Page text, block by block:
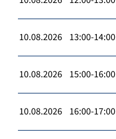
10.08.2026 13:00-14:00
10.08.2026 15:00-16:00
10.08.2026 16:00-17:00